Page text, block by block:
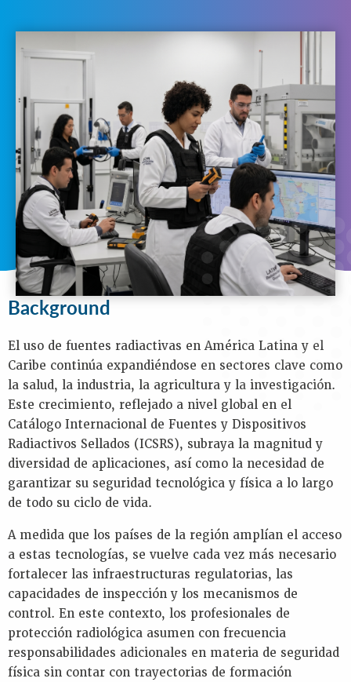
A
A
O
N
Background
Purpose
Objectives
Audience
Speakers
Process
Venue
Contact
Us
Information
Presentations
Reports
K
E
Y
W
R
D
S
Background
El uso de fuentes radiactivas en América Latina y el
Caribe continúa expandiéndose en sectores clave como
la salud, la industria, la agricultura y la investigación.
Este crecimiento, reflejado a nivel global en el
Catálogo Internacional de Fuentes y Dispositivos
Radiactivos Sellados (ICSRS), subraya la magnitud y
diversidad de aplicaciones, así como la necesidad de
garantizar su seguridad tecnológica y física a lo largo
de todo su ciclo de vida.
A medida que los países de la región amplían el acceso
a estas tecnologías, se vuelve cada vez más necesario
fortalecer las infraestructuras regulatorias, las
capacidades de inspección y los mecanismos de
control. En este contexto, los profesionales de
protección radiológica asumen con frecuencia
responsabilidades adicionales en materia de seguridad
física sin contar con trayectorias de formación